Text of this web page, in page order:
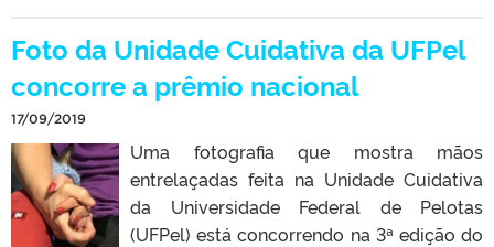
Foto da Unidade Cuidativa da UFPel
concorre a prêmio nacional
17/09/2019
Uma fotografia que mostra mãos
entrelaçadas feita na Unidade Cuidativa
da Universidade Federal de Pelotas
(UFPel) está concorrendo na 3ª edição do